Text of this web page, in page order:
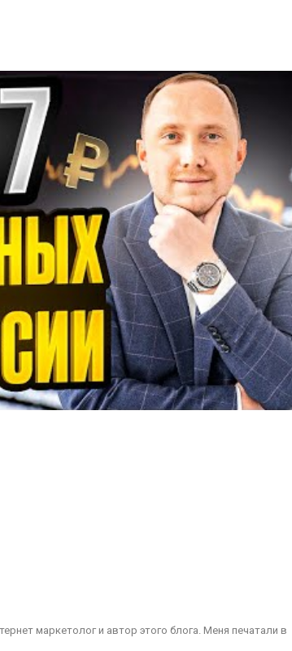
маркетолог и автор этого блога. Меня печатали в